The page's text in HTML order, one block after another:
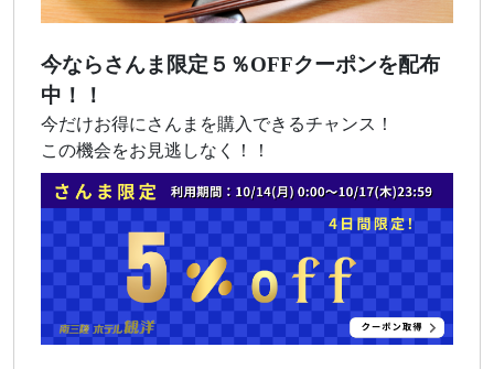
今ならさんま限定５％OFFクーポンを配布
中！！
今だけお得にさんまを購入できるチャンス！
この機会をお見逃しなく！！